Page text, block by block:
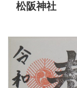
松阪神社